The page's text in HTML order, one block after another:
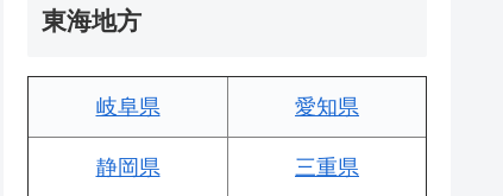
東海地方
岐阜県 愛知県
静岡県 三重県